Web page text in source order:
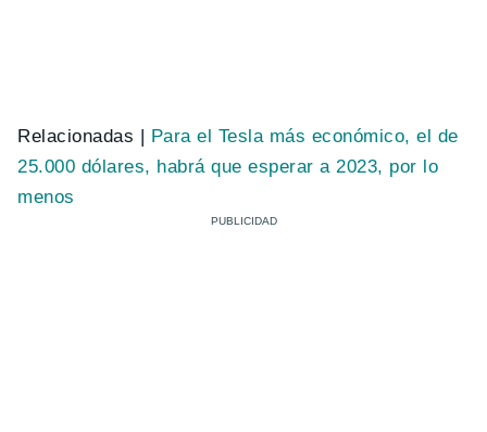
Relacionadas | Para el Tesla más económico, el de
25.000 dólares, habrá que esperar a 2023, por lo
menos